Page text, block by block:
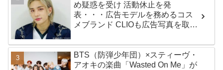
め疑惑を受け 活動休止を発
表・・・広告モデルを務めるコス
メブランド CLIOも広告写真を取り
BTS（防弾少年団）×スティーヴ・
アオキの楽曲「Wasted On Me」が